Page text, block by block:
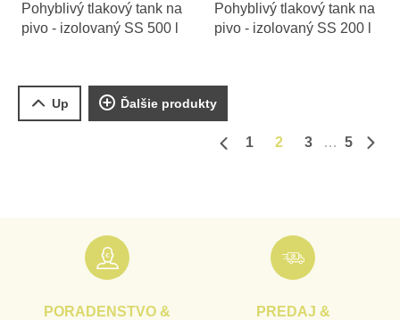
Pohyblivý tlakový tank na
pivo - izolovaný SS 500 l
Pohyblivý tlakový tank na
pivo - izolovaný SS 200 l
Up Ďalšie produkty
1 2 3
5
PORADENSTVO &
PREDAJ &